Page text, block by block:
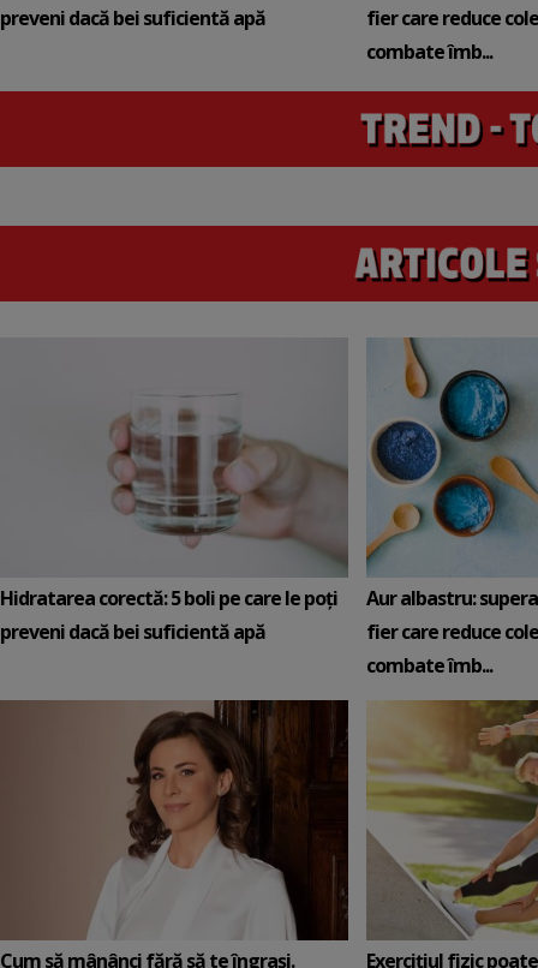
preveni dacă bei suficientă apă
fier care reduce
combate îmb...
Hidratarea corectă: 5 boli pe care le poți
preveni dacă bei suficientă apă
Aur albastru:
fier care reduce
combate îmb...
Cum să mânânci fără să te îngrași. Exercițiul fizic